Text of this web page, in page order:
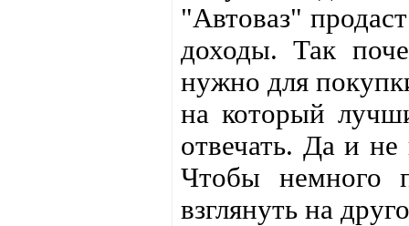
"Автоваз"
доходы. Так
нужно для
на который
отвечать. Да и
Чтобы немного
взглянуть на